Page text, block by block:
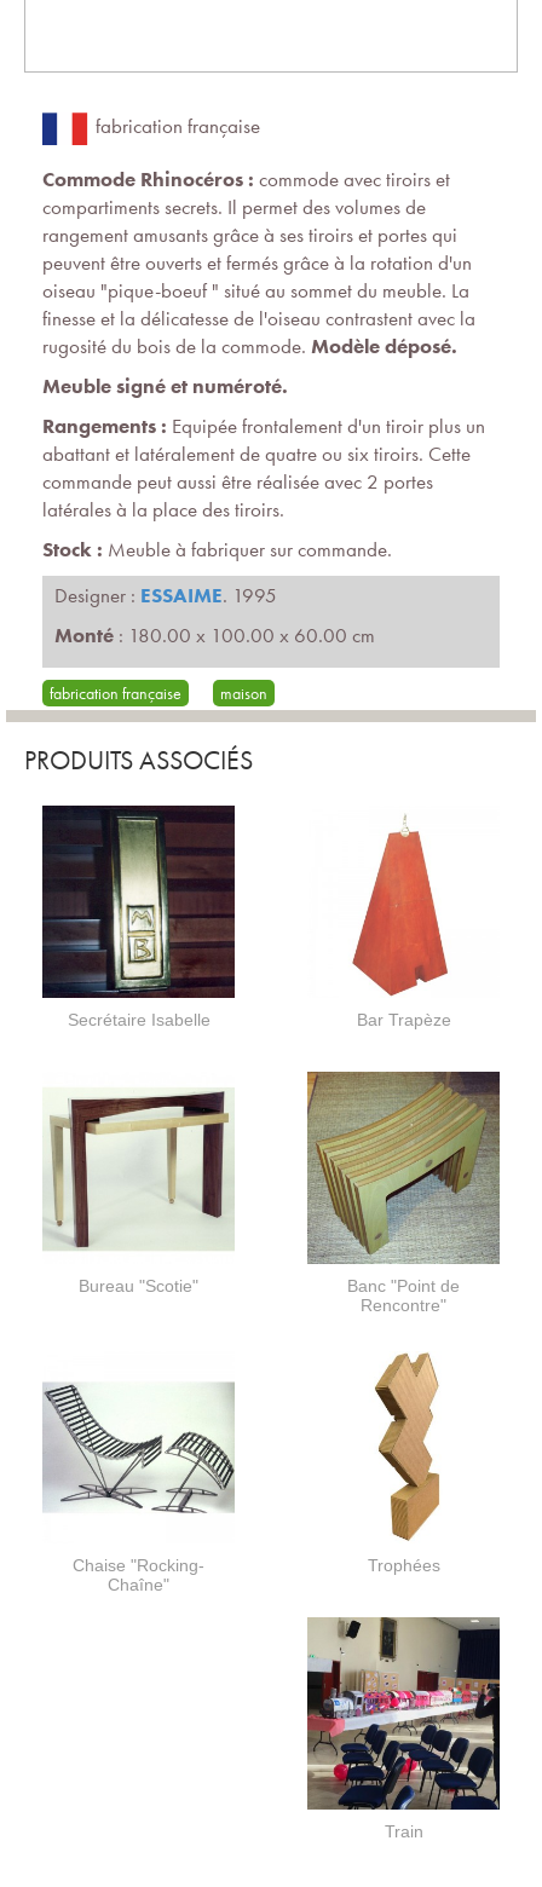
fabrication française
Commode Rhinocéros : commode avec tiroirs et
compartiments secrets. Il permet des volumes de
rangement amusants grâce à ses tiroirs et portes qui
peuvent être ouverts et fermés grâce à la rotation d'un
oiseau "pique-boeuf " situé au sommet du meuble. La
finesse et la délicatesse de l'oiseau contrastent avec la
rugosité du bois de la commode. Modèle déposé.
Meuble signé et numéroté.
Rangements : Equipée frontalement d'un tiroir plus un
abattant et latéralement de quatre ou six tiroirs. Cette
commande peut aussi être réalisée avec 2 portes
latérales à la place des tiroirs.
Stock : Meuble à fabriquer sur commande.
Designer : ESSAIME. 1995
Monté : 180.00 x 100.00 x 60.00 cm
fabrication française maison
PRODUITS ASSOCIÉS
Secrétaire Isabelle Bar Trapèze
Bureau "Scotie"
Banc "Point de
Rencontre"
Chaise "Rocking-
Chaîne"
Trophées
Train